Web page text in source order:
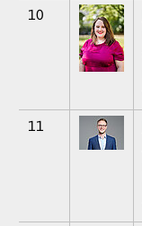
10
11